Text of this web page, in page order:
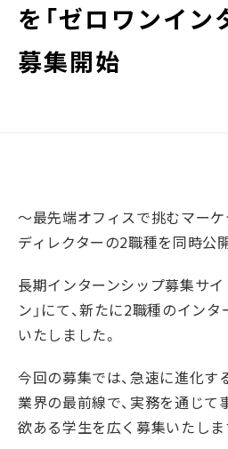
を「ゼロワンイン
募集開始
〜最先端オフィスで挑むマー
ディレクターの2職種を同時公
長期インターンシップ募集サイ
ン」にて、新たに2職種のイン
いたしました。
今回の募集では、急速に進化す
業界の最前線で、実務を通じ
欲ある学生を広く募集いたしま